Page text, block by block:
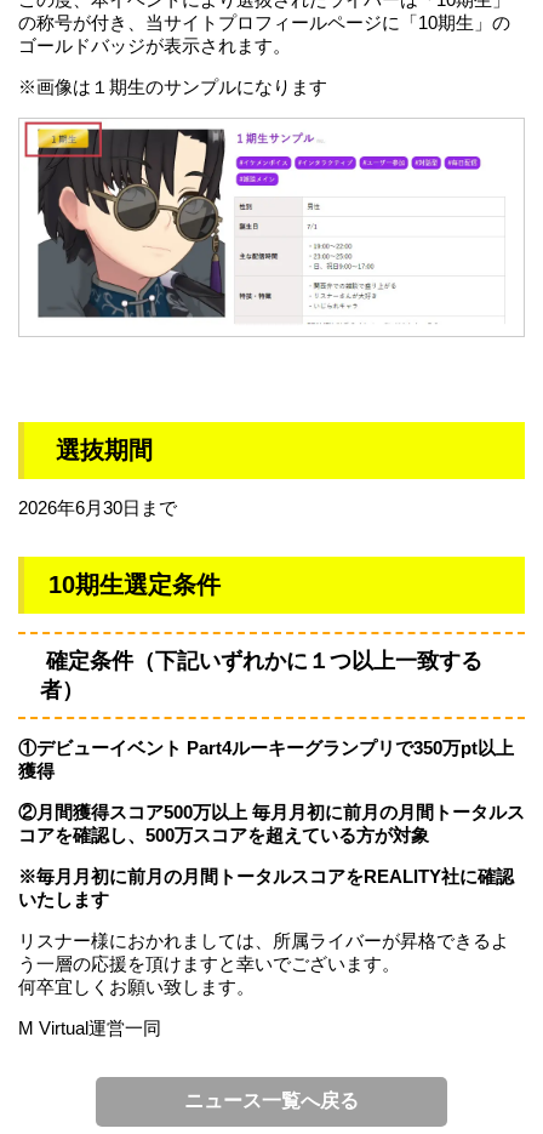
の称号が付き、当サイトプロフィールページに「10期生」の
ゴールドバッジが表示されます。
※画像は１期生のサンプルになります
選抜期間
2026年6月30日まで
10期生選定条件
確定条件（下記いずれかに１つ以上一致する
者）
①デビューイベント Part4ルーキーグランプリで350万pt以上
獲得
②月間獲得スコア500万以上 毎月月初に前月の月間トータルス
コアを確認し、500万スコアを超えている方が対象
※毎月月初に前月の月間トータルスコアをREALITY社に確認
いたします
リスナー様におかれましては、所属ライバーが昇格できるよ
う一層の応援を頂けますと幸いでございます。
何卒宜しくお願い致します。
M Virtual運営一同
ニュース一覧へ戻る